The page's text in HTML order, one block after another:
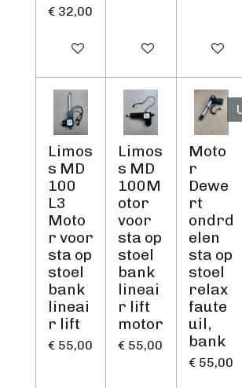
€ 32,00
In winkelwagenIn winkelwagen
In
Limos
s MD
100
L3
Moto
r voor
sta op
stoel
bank
lineai
r lift
€ 55,00
Limos
s MD
100M
otor
voor
sta op
stoel
bank
lineai
r lift
motor
€ 55,00
Moto
r
Dewe
rt
ondrd
elen
sta op
stoel
relax
faute
uil,
bank
€ 55,00